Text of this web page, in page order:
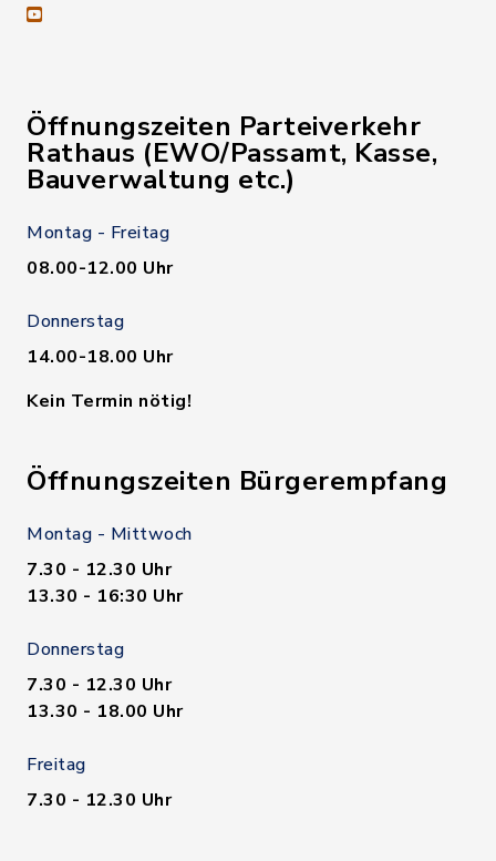
youtube
Öffnungszeiten Parteiverkehr
Rathaus (EWO/Passamt, Kasse,
Bauverwaltung etc.)
Montag - Freitag
08.00-12.00 Uhr
Donnerstag
14.00-18.00 Uhr
Kein Termin nötig!
Öffnungszeiten Bürgerempfang
Montag - Mittwoch
7.30 - 12.30 Uhr
13.30 - 16:30 Uhr
Donnerstag
7.30 - 12.30 Uhr
13.30 - 18.00 Uhr
Freitag
7.30 - 12.30 Uhr